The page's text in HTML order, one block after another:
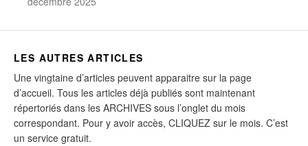
LES AUTRES ARTICLES
Une vingtaine d’articles peuvent apparaitre sur la page
d’accueil. Tous les articles déjà publiés sont maintenant
répertoriés dans les ARCHIVES sous l’onglet du mois
correspondant. Pour y avoir accès, CLIQUEZ sur le mois. C’est
un service gratuit.